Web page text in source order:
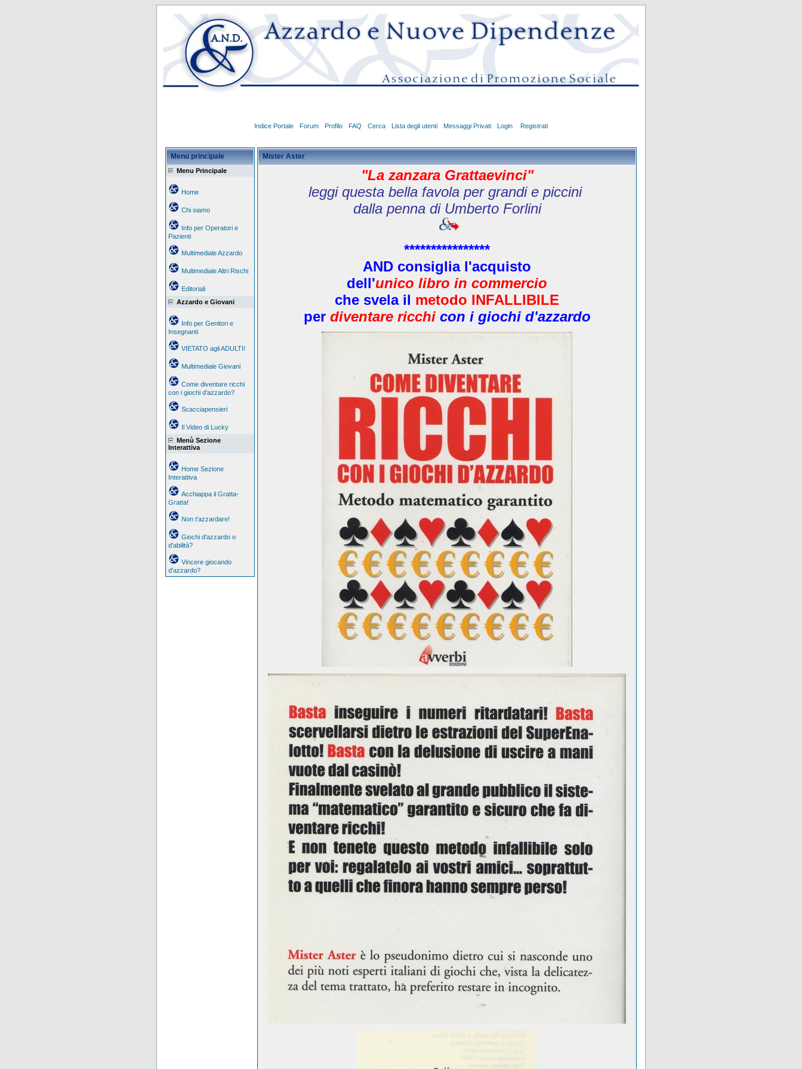
Indice Portale Forum Profilo FAQ Cerca Lista degli utenti Messaggi Privati Login Registrati
Menu principale
Menu Principale
Home
Chi siamo
Info per Operatori e
Pazienti
Multimediale Azzardo
Multimediale Altri Rischi
Editoriali
Azzardo e Giovani
Info per Genitori e
Insegnanti
VIETATO agli ADULTI!
Multimediale Giovani
Come diventare ricchi
con i giochi d'azzardo?
Scacciapensieri
Il Video di Lucky
Menù Sezione
Interattiva
Home Sezione
Interattiva
Acchiappa il Gratta-
Gratta!
Non t'azzardare!
Giochi d'azzardo o
d'abilità?
Vincere giocando
d'azzardo?
Mister Aster
"La zanzara Grattaevinci"
leggi questa bella favola per grandi e piccini
dalla penna di Umberto Forlini
****************
AND consiglia l'acquisto
dell'unico libro in commercio
che svela il metodo INFALLIBILE
per diventare ricchi con i giochi d'azzardo